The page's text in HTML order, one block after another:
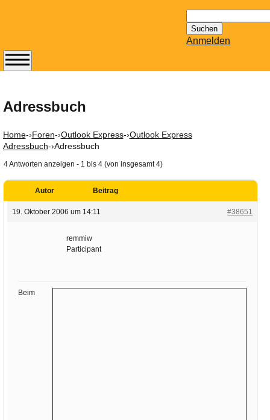
nach:
Anmelden
Adressbuch
Home-›Foren-›Outlook Express-›Outlook Express
Adressbuch-›Adressbuch
4 Antworten anzeigen - 1 bis 4 (von insgesamt 4)
Autor Beitrag
19. Oktober 2006 um 14:11 #38651
remmiw
Participant
Beim
Abonnieren Sie den
erscheinenden
Mailhilfe.de
kostenlos.
Der ständig aktuelle
Email für Sie
bereithält!
Wie z.B. Outlook,
oder auch
KuNoMail, usw.
Adresse: